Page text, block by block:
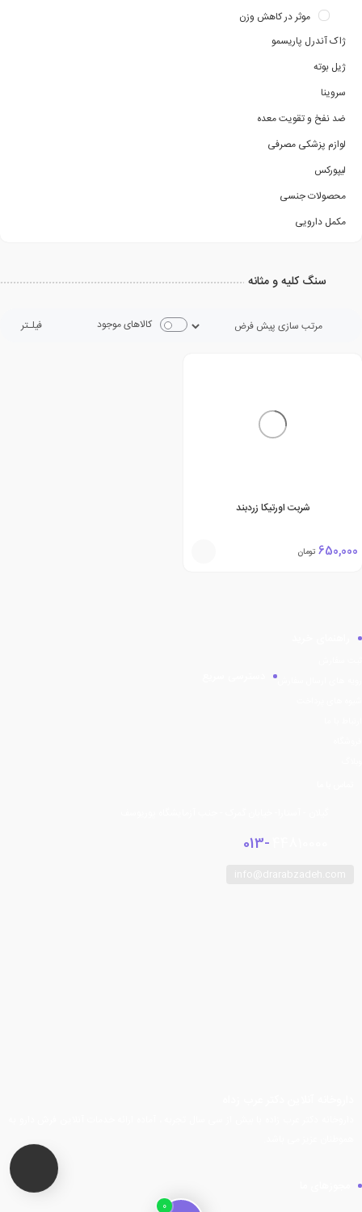
موثر در کاهش وزن
ژاک آندرل پاریسمو
ژیل بوته
سروینا
ضد نفخ و تقویت معده
لوازم پزشکی مصرفی
لیپورکس
محصولات جنسی
مکمل دارویی
سنگ کلیه و مثانه
فیلـتر کالاهای موجود
شربت اورتیکا زردبند
650,000 تومان
0
013-
info@drarabzadeh.com